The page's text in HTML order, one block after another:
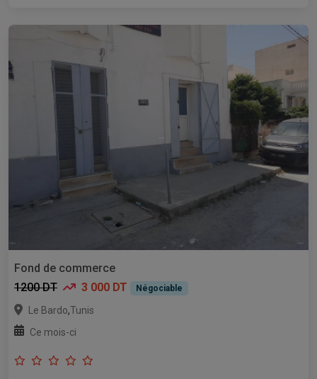
Fond de commerce
1200 DT
3 000 DT Négociable
Le Bardo,Tunis
Ce mois-ci